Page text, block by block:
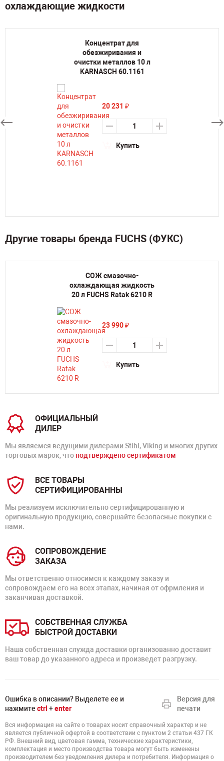
охлаждающие жидкости
Концентрат для
обезжиривания и
очистки металлов 10 л
KARNASCH 60.1161
20 231 ₽
Купить
Другие товары бренда FUCHS (ФУКС)
СОЖ смазочно-
охлаждающая жидкость
20 л FUCHS Ratak 6210 R
23 990₽
Купить
ОФИЦИАЛЬНЫЙ
ДИЛЕР
Мы являемся ведущими дилерами Stihl, Viking и многих других
торговых марок, что подтверждено сертификатом
ВСЕ ТОВАРЫ
СЕРТИФИЦИРОВАННЫ
Мы реализуем исключительно сертифицированную и
оригинальную продукцию, совершайте безопасные покупки с
нами.
СОПРОВОЖДЕНИЕ
ЗАКАЗА
Мы ответственно относимся к каждому заказу и
сопровождаем его на всех этапах, начиная от офрмления и
заканчивая доставкой.
СОБСТВЕННАЯ СЛУЖБА
БЫСТРОЙ ДОСТАВКИ
Наша собственная служда доставки организованно доставит
ваш товар до указанного адреса и произведет разгрузку.
Ошибка в описании? Выделете ее и
нажмите ctrl +enter
Версия для
печати
Вся информация на сайте о товарах носит справочный характер и не
является публичной офертой в соответствии с пунктом 2 статьи 437 ГК
РФ. Внешний вид, цветовая гамма, технические характеристики,
комплектация и место производства товара могут быть изменены
производителем без уведомления дилера и потребителя. Информация о